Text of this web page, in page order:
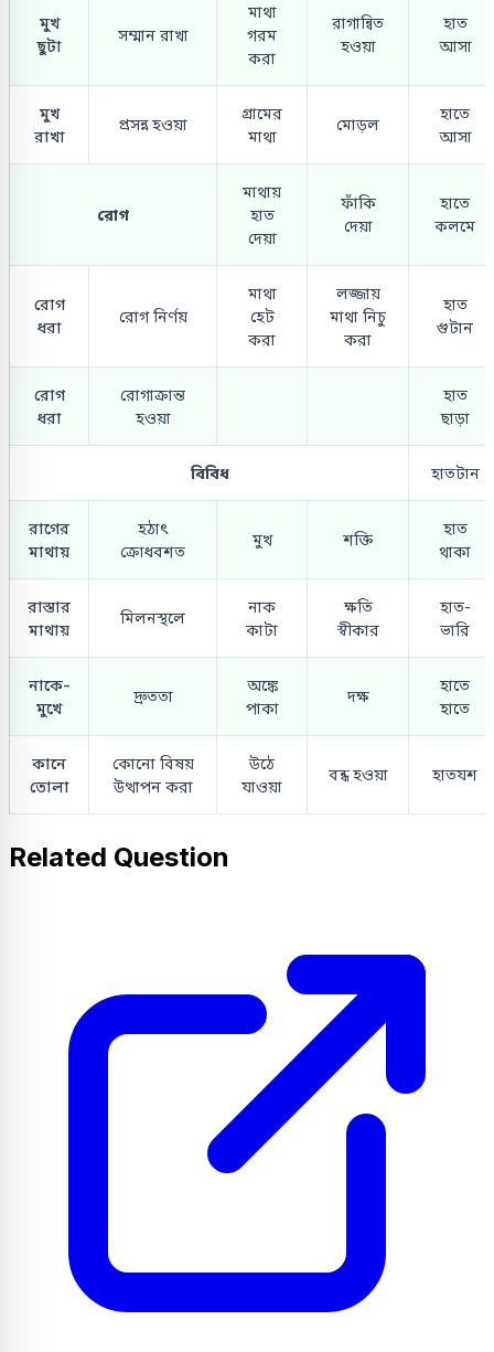
মুখ
ছুটা
সম্মান রাখা
মাথা
গরম
করা
রাগান্বিত
হওয়া
হাত
আসা
মুখ
রাখা
প্রসন্ন হওয়া
গ্রামের
মাথা
মোড়ল
হাতে
আসা
রোগ
মাথায়
হাত
দেয়া
ফাঁকি
দেয়া
হাতে
কলমে
রোগ
ধরা
রোগ নির্ণয়
মাথা
হেট
করা
লজ্জায়
মাথা নিচু
করা
হাত
গুটান
রোগ
ধরা
রোগাক্রান্ত
হওয়া
হাত
ছাড়া
বিবিধ হাতটান
রাগের
মাথায়
হঠাৎ
ক্রোধবশত
মুখ শক্তি
হাত
থাকা
রাস্তার
মাথায়
মিলনস্থলে
নাক
কাটা
ক্ষতি
স্বীকার
হাত-
ভারি
নাকে-
মুখে
দ্রুততা
অঙ্কে
পাকা
দক্ষ
হাতে
হাতে
কানে
তোলা
কোনো বিষয়
উত্থাপন করা
উঠে
যাওয়া
বন্ধ হওয়া হাতযশ
Related Question